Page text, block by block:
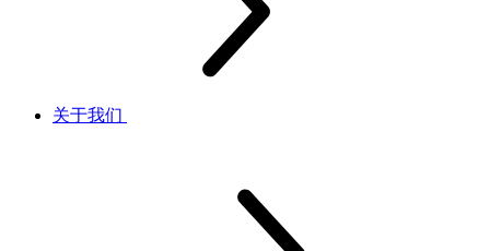
关于我们